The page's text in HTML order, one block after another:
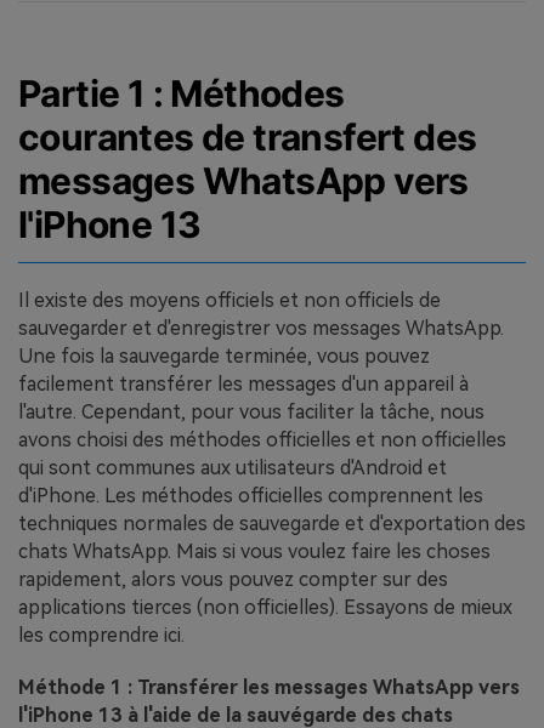
Partie 1 : Méthodes
courantes de transfert des
messages WhatsApp vers
l'iPhone 13
Il existe des moyens officiels et non officiels de
sauvegarder et d'enregistrer vos messages WhatsApp.
Une fois la sauvegarde terminée, vous pouvez
facilement transférer les messages d'un appareil à
l'autre. Cependant, pour vous faciliter la tâche, nous
avons choisi des méthodes officielles et non officielles
qui sont communes aux utilisateurs d'Android et
d'iPhone. Les méthodes officielles comprennent les
techniques normales de sauvegarde et d'exportation des
chats WhatsApp. Mais si vous voulez faire les choses
rapidement, alors vous pouvez compter sur des
applications tierces (non officielles). Essayons de mieux
les comprendre ici.
Méthode 1 : Transférer les messages WhatsApp vers
l'iPhone 13 à l'aide de la sauvégarde des chats